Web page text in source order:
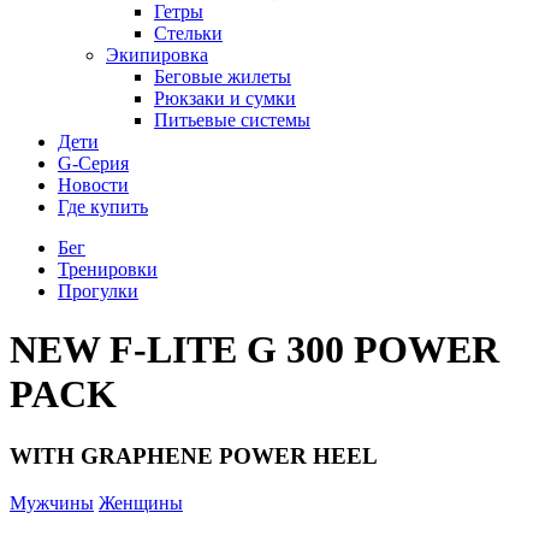
Гетры
Стельки
Экипировка
Беговые жилеты
Рюкзаки и сумки
Питьевые системы
Дети
G-Серия
Новости
Где купить
Бег
Тренировки
Прогулки
NEW F-LITE G 300 POWER
PACK
WITH GRAPHENE POWER HEEL
Мужчины Женщины